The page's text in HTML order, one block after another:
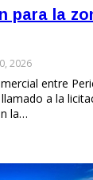
para la
2026
entre
a la
la…